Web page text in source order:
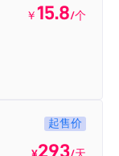
￥15.8/个
起售价
293